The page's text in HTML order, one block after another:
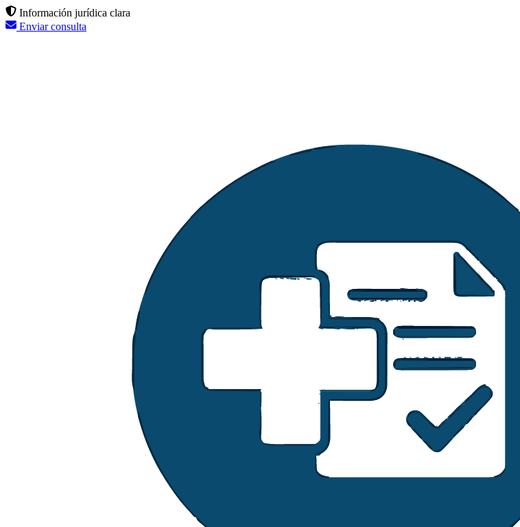
Información jurídica clara
Enviar consulta